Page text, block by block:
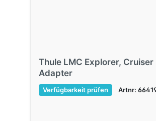
Thule LMC Explorer, Cruiser
Adapter
Verfügbarkeit prüfen Artnr: